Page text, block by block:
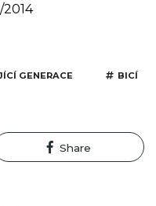
2014
GENERACE
BICÍ
Share